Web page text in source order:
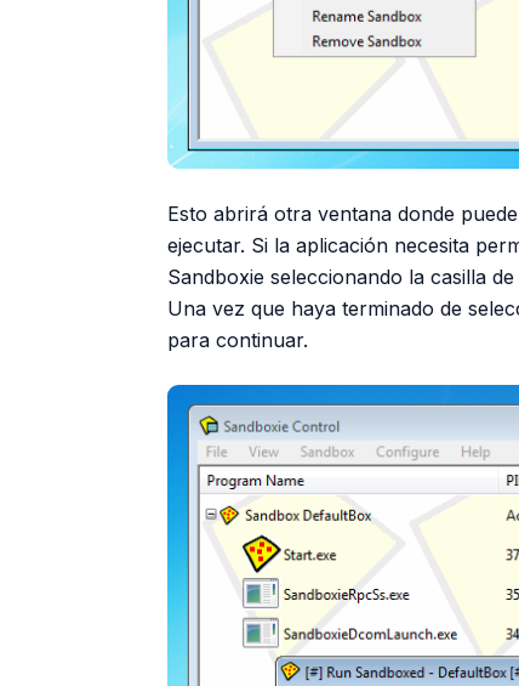
Esto abrirá otra ventana donde
ejecutar. Si la aplicación necesita
Sandboxie seleccionando la casilla
Una vez que haya terminado de
para continuar.